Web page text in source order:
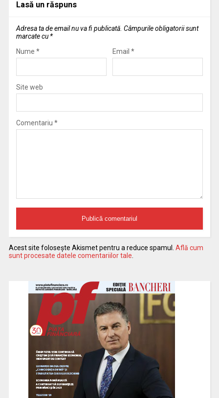
Lasă un răspuns
Adresa ta de email nu va fi publicată. Câmpurile obligatorii sunt
marcate cu *
Nume * Email *
Site web
Comentariu *
Acest site folosește Akismet pentru a reduce spamul. Află cum
sunt procesate datele comentariilor tale.